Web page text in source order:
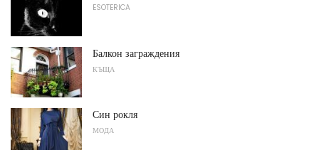
ESOTERICA
Балкон заграждения
КЪЩА
Син рокля
МОДА